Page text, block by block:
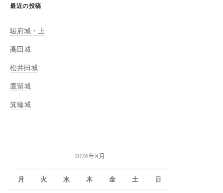
最近の投稿
駿府城・上
高田城
松井田城
鷹留城
箕輪城
2026年8月
月 火 水 木 金 土 日